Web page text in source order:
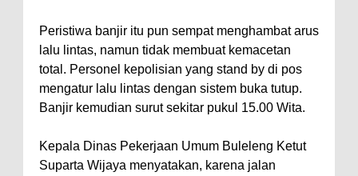
Peristiwa banjir itu pun sempat menghambat arus
lalu lintas, namun tidak membuat kemacetan
total. Personel kepolisian yang stand by di pos
mengatur lalu lintas dengan sistem buka tutup.
Banjir kemudian surut sekitar pukul 15.00 Wita.
Kepala Dinas Pekerjaan Umum Buleleng Ketut
Suparta Wijaya menyatakan, karena jalan